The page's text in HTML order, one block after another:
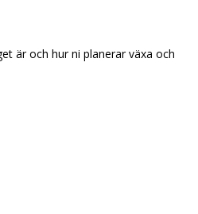
är och hur ni planerar växa och